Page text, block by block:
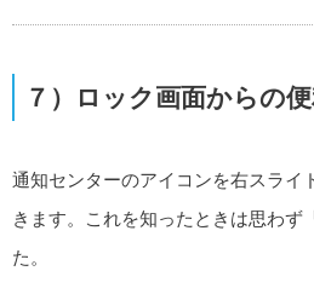
７）ロック画面からの
通知センターのアイコンを右スライ
きます。これを知ったときは思わず
た。